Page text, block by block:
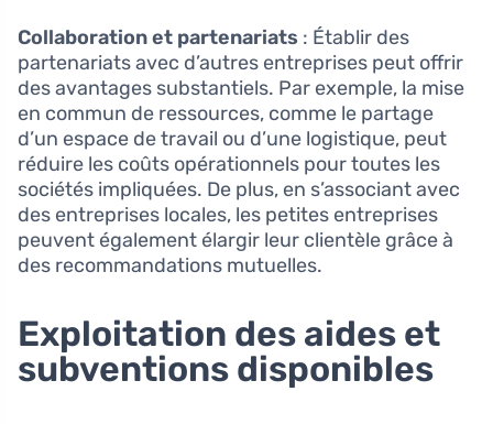
Collaboration et partenariats : Établir des
partenariats avec d’autres entreprises peut offrir
des avantages substantiels. Par exemple, la mise
en commun de ressources, comme le partage
d’un espace de travail ou d’une logistique, peut
réduire les coûts opérationnels pour toutes les
sociétés impliquées. De plus, en s’associant avec
des entreprises locales, les petites entreprises
peuvent également élargir leur clientèle grâce à
des recommandations mutuelles.
Exploitation des aides et
subventions disponibles